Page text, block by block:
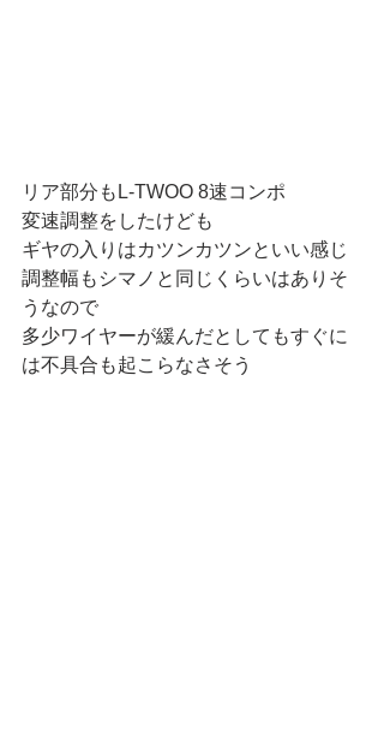
リア部分もL-TWOO 8速コンポ
変速調整をしたけども
ギヤの入りはカツンカツンといい感じ
調整幅もシマノと同じくらいはありそ
うなので
多少ワイヤーが緩んだとしてもすぐに
は不具合も起こらなさそう